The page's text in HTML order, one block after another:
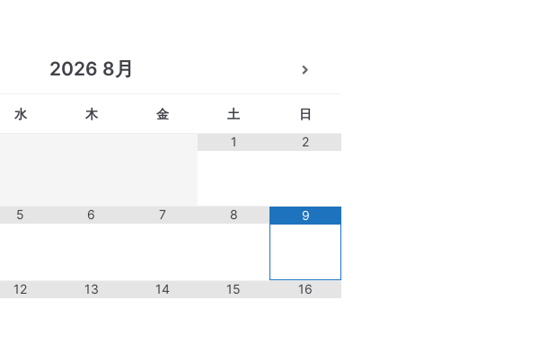
2026 8月
水 木 金 土
日
1
2
5 6 7 8 9
12 13 14 15 16